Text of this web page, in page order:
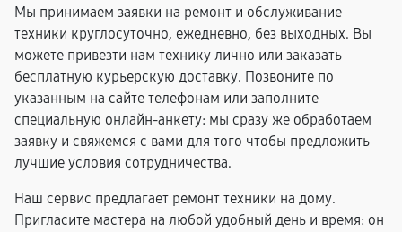
Мы принимаем заявки на ремонт и обслуживание
техники круглосуточно, ежедневно, без выходных. Вы
можете привезти нам технику лично или заказать
бесплатную курьерскую доставку. Позвоните по
указанным на сайте телефонам или заполните
специальную онлайн-анкету: мы сразу же обработаем
заявку и свяжемся с вами для того чтобы предложить
лучшие условия сотрудничества.
Наш сервис предлагает ремонт техники на дому.
Пригласите мастера на любой удобный день и время: он